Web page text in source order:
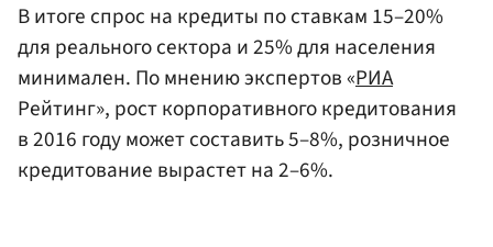
В итоге спрос на кредиты по ставкам 15–20%
для реального сектора и 25% для населения
минимален. По мнению экспертов «РИА
Рейтинг», рост корпоративного кредитования
в 2016 году может составить 5–8%, розничное
кредитование вырастет на 2–6%.